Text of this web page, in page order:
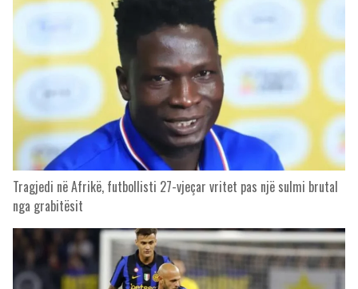
Tragjedi në Afrikë, futbollisti 27-vjeçar vritet pas një sulmi brutal
nga grabitësit